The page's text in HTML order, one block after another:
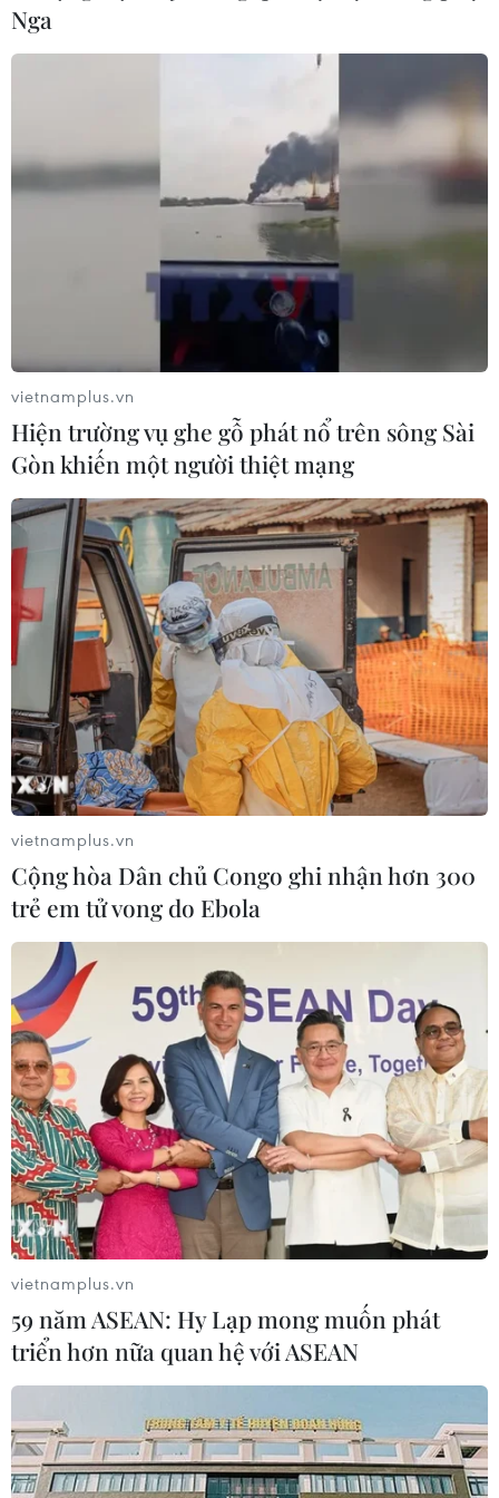
định vai trò quan trọng của hoạt động xúc tiến thương
mại, mở rộng thị trường khách du lịch.
Hơn 300 doanh nghiệp tham gia Triển
lãm quốc tế ASEAN về ngành gốm sứ và đá
11/12/2024 07:49
Triển lãm quốc tế ASEAN CERAMICS & STONE 2024 về
máy móc, thiết bị và nguyên vật liệu cho ngành gốm sứ
và ngành đá, do Hiệp hội gốm sứ xây dựng Việt Nam
tổ chức diễn ra tại Thành phố Hồ Chí Minh.
Nga
vietnamplus.vn
Hiện trường vụ ghe gỗ phát nổ trên sông Sài
Gòn khiến một người thiệt mạng
vietnamplus.vn
Cộng hòa Dân chủ Congo ghi nhận hơn 300
trẻ em tử vong do Ebola
vietnamplus.vn
59 năm ASEAN: Hy Lạp mong muốn phát
triển hơn nữa quan hệ với ASEAN